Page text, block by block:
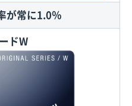
が常に1.0％
ドW